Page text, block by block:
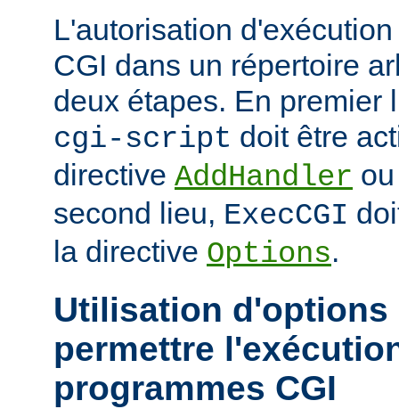
L'autorisation
CGI dans un répertoire
deux étapes. En premier
cgi-script doit être
directive AddHandler
second lieu, ExecCGI
la directive Options.
Utilisation
permettre
programmes CGI